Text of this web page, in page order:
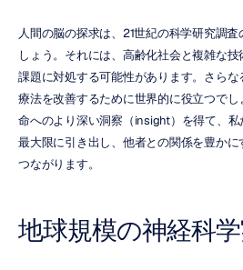
人間の脳の探求は、21世紀の科学研究調
しょう。それには、高齢化社会と複雑な
課題に対処する可能性があります。さら
療法を改善するために世界的に役立つで
命へのより深い洞察（insight）を得て、
最大限に引き出し、他者との関係を豊かに
つながります。
地球規模の神経科